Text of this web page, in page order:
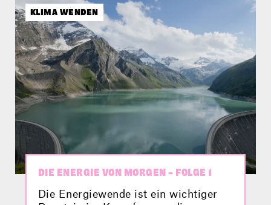
KLIMA WENDEN
DIE ENERGIE VON MORGEN – FOLGE 1
Die Energiewende ist ein wichtiger